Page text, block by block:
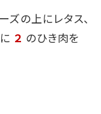
ズの上にレタス、
２ のひき肉を